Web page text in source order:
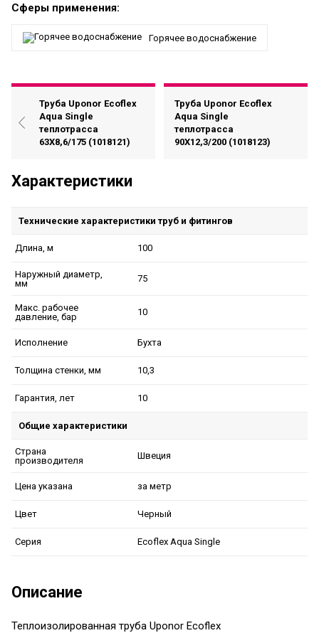
Сферы применения:
Горячее водоснабжение
Труба Uponor Ecoflex
Aqua Single
теплотрасса
63X8,6/175 (1018121)
Труба Uponor Ecoflex
Aqua Single
теплотрасса
90X12,3/200 (1018123)
Характеристики
Технические характеристики труб и фитингов
Длина, м 100
Наружный диаметр,
мм
75
Макс. рабочее
давление, бар
10
Исполнение Бухта
Толщина стенки, мм 10,3
Гарантия, лет 10
Общие характеристики
Страна
производителя
Швеция
Цена указана за метр
Цвет Черный
Серия Ecoflex Aqua Single
Описание
Теплоизолированная труба Uponor Ecoflex